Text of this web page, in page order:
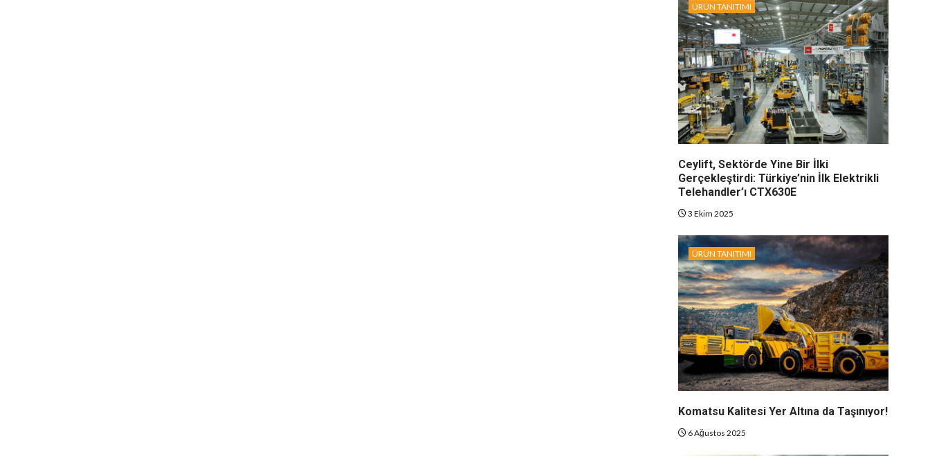
ÜRÜN TANITIMI
Ceylift, Sektörde Yine Bir İlki
Gerçekleştirdi: Türkiye’nin İlk Elektrikli
Telehandler’ı CTX630E
3 Ekim 2025
ÜRÜN TANITIMI
Komatsu Kalitesi Yer Altına da Taşınıyor!
6 Ağustos 2025